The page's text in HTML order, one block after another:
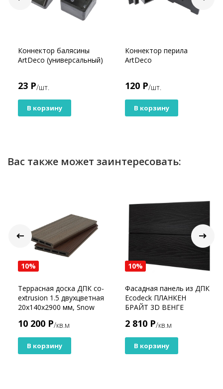
Коннектор балясины
ArtDeco (универсальный)
23 Р/шт.
В корзину
Коннектор перила
ArtDeco
120 Р/шт.
В корзину
Вас также может заинтересовать:
10%
Террасная доска ДПК co-
extrusion 1.5 двухцветная
20х140х2900 мм, Snow
10 200 Р/кв.м
В корзину
10%
Фасадная панель из ДПК
Ecodeck ПЛАНКЕН
БРАЙТ 3D ВЕНГЕ
2 810 Р/кв.м
В корзину